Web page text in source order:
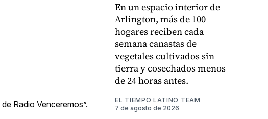
Radio Venceremos”.
En un espacio interior de
Arlington, más de 100
hogares reciben cada
semana canastas de
vegetales cultivados sin
tierra y cosechados menos
de 24 horas antes.
EL TIEMPO LATINO TEAM
7 de agosto de 2026